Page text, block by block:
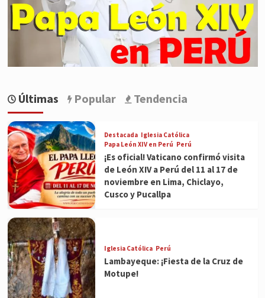
Últimas Popular Tendencia
Destacada Iglesia Católica
Papa León XIV en Perú Perú
¡Es oficial! Vaticano confirmó visita
de León XIV a Perú del 11 al 17 de
noviembre en Lima, Chiclayo,
Cusco y Pucallpa
Iglesia Católica Perú
Lambayeque: ¡Fiesta de la Cruz de
Motupe!